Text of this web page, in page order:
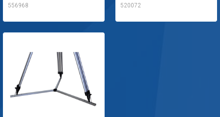
556968 520072